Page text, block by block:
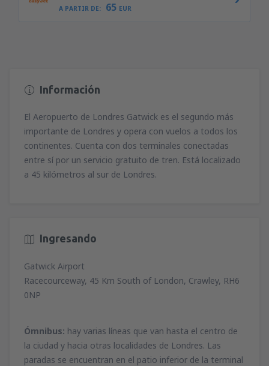
A PARTIR DE: 65 EUR
Información
El Aeropuerto de Londres Gatwick es el segundo más
importante de Londres y opera con vuelos a todos los
continentes. Cuenta con dos terminales conectadas
entre sí por un servicio gratuito de tren. Está localizado
a 45 kilómetros al sur de Londres.
Ingresando
Gatwick Airport
Racecourceway, 45 Km South of London, Crawley, RH6
0NP
Ómnibus: hay varias líneas que van hasta el centro de
la ciudad y hacia otras localidades de Londres. Las
paradas se encuentran en el patio inferior de la terminal